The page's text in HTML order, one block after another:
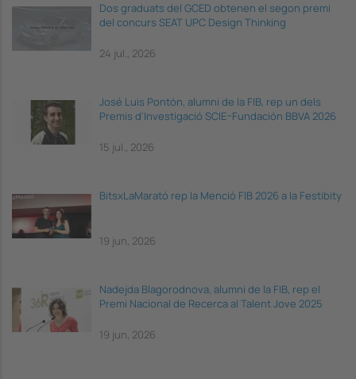
Dos graduats del GCED obtenen el segon premi
del concurs SEAT UPC Design Thinking
24 jul., 2026
José Luis Pontón, alumni de la FIB, rep un dels
Premis d'Investigació SCIE–Fundación BBVA 2026
15 jul., 2026
BitsxLaMarató rep la Menció FIB 2026 a la Festibity
19 jun, 2026
Nadejda Blagorodnova, alumni de la FIB, rep el
Premi Nacional de Recerca al Talent Jove 2025
19 jun, 2026